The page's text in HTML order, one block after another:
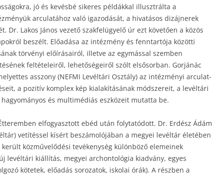
jó és kevésbé sikeres példákkal illusztrálta a
arculatához való igazodását, a hivatásos dizájnerek
Dr. Lakos János vezető szakfelügyelő úr ezt követően a közös
beszélt. Előadása az intézmény és fenntartója közötti
törvényi előírásairól, illetve az egymással szemben
feltételeiről, lehetőségeiről szólt elsősorban. Gorjánác
asszony (NEFMI Levéltári Osztály) az intézményi arculat-
a pozitív komplex kép kialakításának módszereit, a levéltári
és multimédiás eszközeit mutatta be.
elfogyasztott ebéd után folytatódott. Dr. Erdész Ádám
vetítéssel kísért beszámolójában a megyei levéltár életében
közművelődési tevékenység különböző elemeinek
levéltári kiállítás, megyei archontológia kiadvány, egyes
kötetek, előadás sorozatok, iskolai órák). A részben a